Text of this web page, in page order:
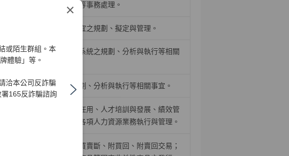
×
或陌生群組。本
體驗」等。
洽本公司反詐騙
165反詐騙諮詢
理、自有大樓房舍管理等事務處理。
資料倉儲應用等相關事宜之規劃、擬定與管理。
、交割結算等相關應用系統之規劃、分析與執行等相關
台及策略應用系統之規劃、分析與執行等相關事宜。
略，有關組織發展、召募任用、人才培訓與發展、績效管
係等政策規劃與推動，各項人力資源業務執行與管理。
證券及資產基礎證券之買賣斷、附買回、附賣回交易；